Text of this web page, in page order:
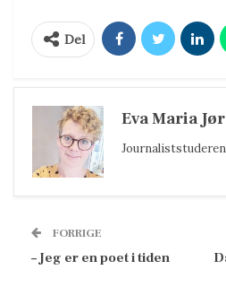
Del
Eva Maria
FORRIGE
– Jeg er en poet i tiden